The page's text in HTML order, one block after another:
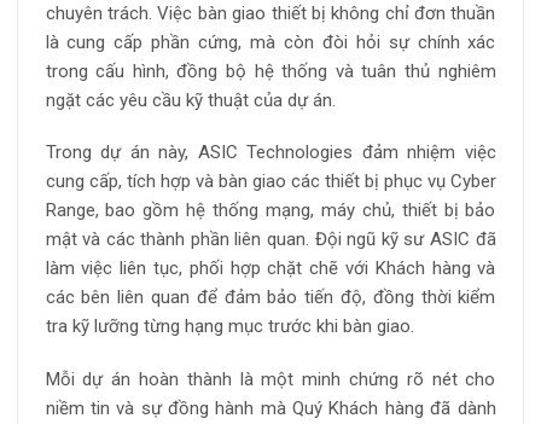
chuyên trách. Việc bàn giao thiết bị không chỉ đơn thuần
là cung cấp phần cứng, mà còn đòi hỏi sự chính xác
trong cấu hình, đồng bộ hệ thống và tuân thủ nghiêm
ngặt các yêu cầu kỹ thuật của dự án.
Trong dự án này, ASIC Technologies đảm nhiệm việc
cung cấp, tích hợp và bàn giao các thiết bị phục vụ Cyber
Range, bao gồm hệ thống mạng, máy chủ, thiết bị bảo
mật và các thành phần liên quan. Đội ngũ kỹ sư ASIC đã
làm việc liên tục, phối hợp chặt chẽ với Khách hàng và
các bên liên quan để đảm bảo tiến độ, đồng thời kiểm
tra kỹ lưỡng từng hạng mục trước khi bàn giao.
Mỗi dự án hoàn thành là một minh chứng rõ nét cho
niềm tin và sự đồng hành mà Quý Khách hàng đã dành